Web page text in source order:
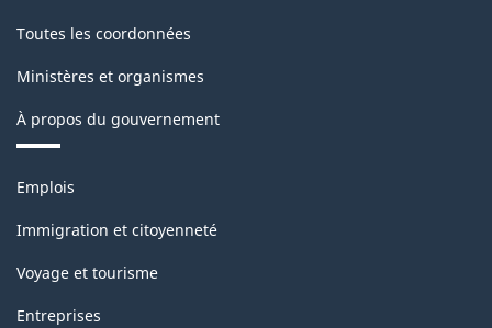
Structure
de
classification
Toutes les coordonnées
Ministères et organismes
À propos du gouvernement
Thèmes
sujets
Emplois
Immigration et citoyenneté
Voyage et tourisme
Entreprises